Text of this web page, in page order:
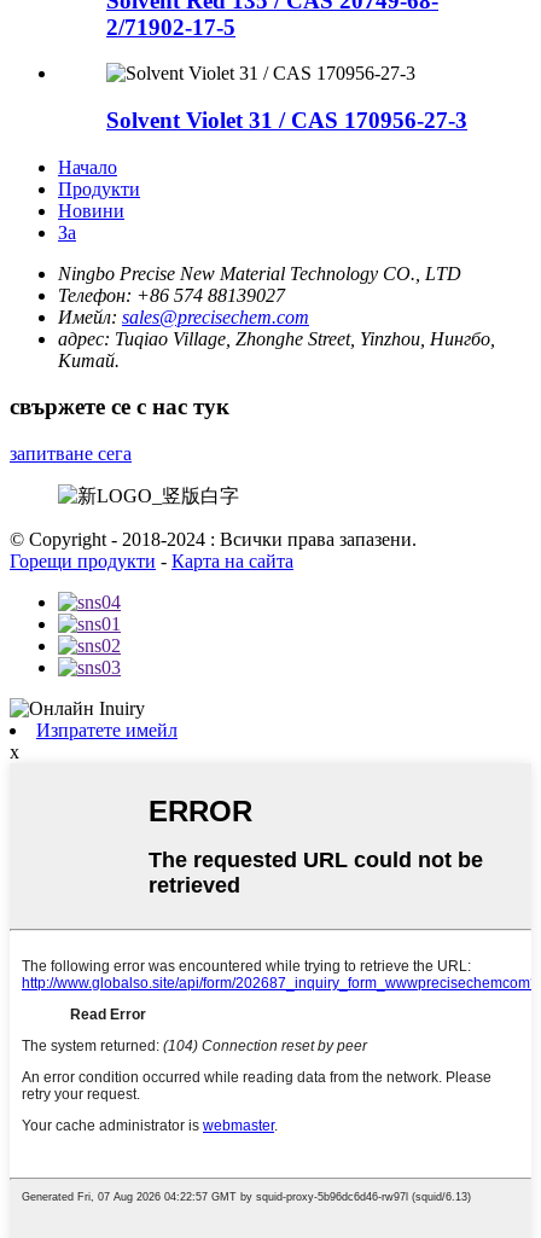
2/71902-17-5
Solvent Violet 31 / CAS 170956-27-3
Начало
Продукти
Новини
За
Ningbo Precise New Material Technology CO., LTD
Телефон: +86 574 88139027
Имейл: sales@precisechem.com
адрес: Tuqiao Village, Zhonghe Street, Yinzhou, Нингбо,
Китай.
свържете се с нас тук
запитване сега
© Copyright - 2018-2024 : Всички права запазени.
Горещи продукти - Карта на сайта
Изпратете имейл
x